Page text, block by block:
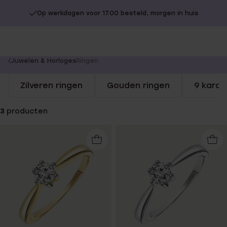
Op werkdagen voor 17.00 besteld, morgen in huis
You
here:
Juwelen & HorlogesRingen
Zilveren ringen Gouden ringen 9
3 producten